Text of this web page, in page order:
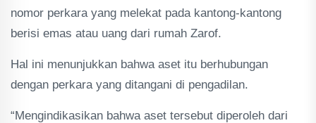
nomor perkara yang melekat pada kantong-kantong
berisi emas atau uang dari rumah Zarof.
Hal ini menunjukkan bahwa aset itu berhubungan
dengan perkara yang ditangani di pengadilan.
“Mengindikasikan bahwa aset tersebut diperoleh dari